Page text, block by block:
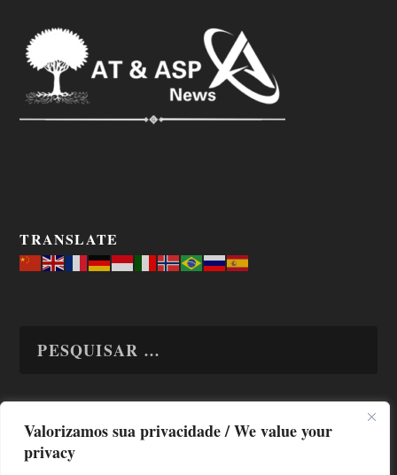
Valorizamos sua privacidade / We value your
privacy
TRANSLATE
TODAS OS ASSUNTOS